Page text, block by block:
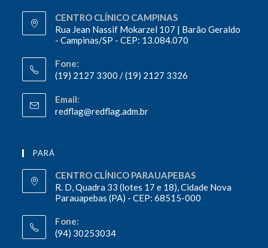
CENTRO CLÍNICO CAMPINAS
Rua Jean Nassif Mokarzel 107 | Barão Geraldo
- Campinas/SP - CEP: 13.084.070
Fone:
(19) 2127 3300 / (19) 2127 3326
Email:
redflag@redflag.adm.br
PARÁ
CENTRO CLÍNICO PARAUAPEBAS
R. D, Quadra 33 (lotes 17 e 18), Cidade Nova
Parauapebas (PA) - CEP: 68515-000
Fone:
(94) 30253034